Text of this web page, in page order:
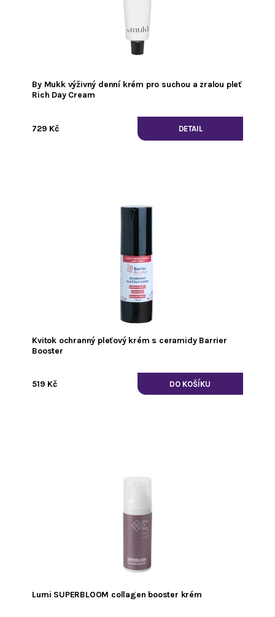
By Mukk výživný denní krém pro suchou a zralou pleť
Rich Day Cream
729 Kč DETAIL
Kvitok ochranný pleťový krém s ceramidy Barrier
Booster
519 Kč
Lumi SUPERBLOOM collagen booster krém